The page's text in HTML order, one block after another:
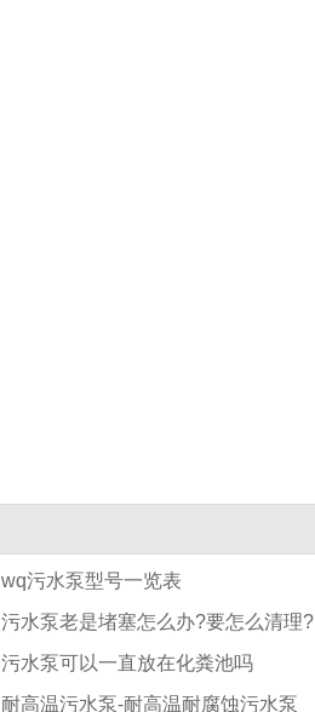
wq污水泵型号一览表
污水泵老是堵塞怎么办?要怎么清理?
污水泵可以一直放在化粪池吗
耐高温污水泵-耐高温耐腐蚀污水泵